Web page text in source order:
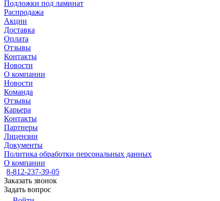
Подложки под ламинат
Распродажа
Акции
Доставка
Оплата
Отзывы
Контакты
Новости
О компании
Новости
Команда
Отзывы
Карьера
Контакты
Партнеры
Лицензии
Документы
Политика обработки персональных данных
О компании
8-812-237-39-05
Заказать звонок
Задать вопрос